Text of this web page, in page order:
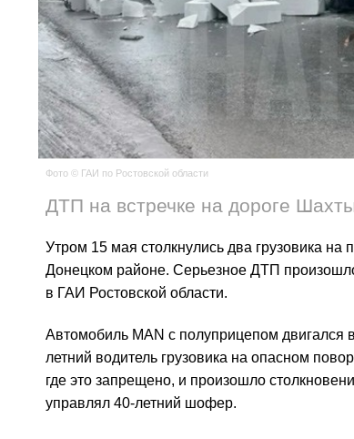
Фото © ГАИ по Ростовской области
ДТП на встречке на дороге
Утром 15 мая столкнулись два грузовика на
Донецком районе. Серьезное ДТП
в ГАИ Ростовской области.
Автомобиль MAN с полуприцепом двигался
летний водитель грузовика на опасном
где это запрещено, и произошло
управлял 40-летний шофер.